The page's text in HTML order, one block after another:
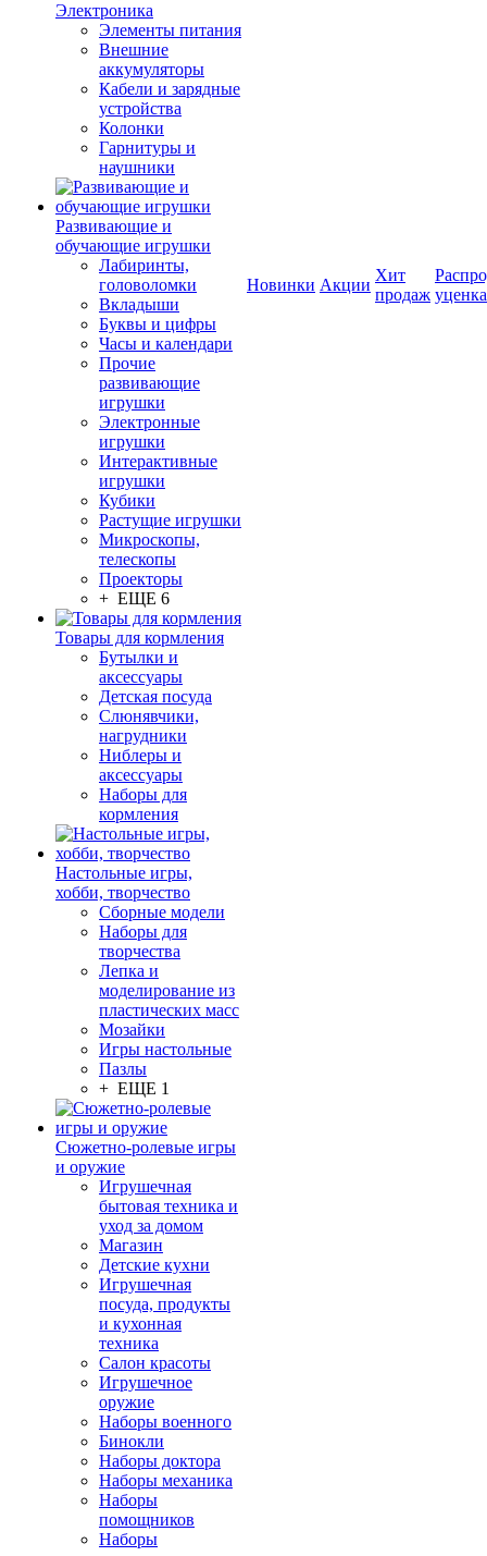
Электроника
Элементы питания
Внешние
аккумуляторы
Кабели и зарядные
устройства
Колонки
Гарнитуры и
наушники
Развивающие и
обучающие игрушки
Лабиринты,
головоломки
Вкладыши
Буквы и цифры
Часы и календари
Прочие
развивающие
игрушки
Электронные
игрушки
Интерактивные
игрушки
Кубики
Растущие игрушки
Микроскопы,
телескопы
Проекторы
+ ЕЩЕ 6
Товары для кормления
Бутылки и
аксессуары
Детская посуда
Слюнявчики,
нагрудники
Ниблеры и
аксессуары
Наборы для
кормления
Настольные игры,
хобби, творчество
Сборные модели
Наборы для
творчества
Лепка и
моделирование из
пластических масс
Мозайки
Игры настольные
Пазлы
+ ЕЩЕ 1
Сюжетно-ролевые игры
и оружие
Игрушечная
бытовая техника и
уход за домом
Магазин
Детские кухни
Игрушечная
посуда, продукты
и кухонная
техника
Салон красоты
Игрушечное
оружие
Наборы военного
Бинокли
Наборы доктора
Наборы механика
Наборы
помощников
Наборы
Новинки Акции
Хит
продаж уценка